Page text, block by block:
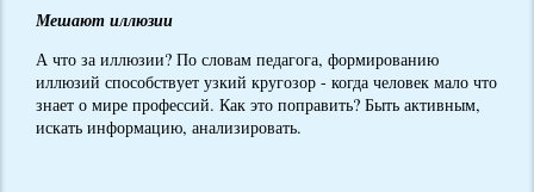
Мешают иллюзии
А что за иллюзии? По словам педагога, формированию
иллюзий способствует узкий кругозор - когда человек мало что
знает о мире профессий. Как это поправить? Быть активным,
искать информацию, анализировать.